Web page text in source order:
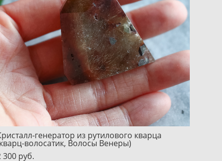
генератор из рутилового кварца
волосатик, Волосы Венеры)
300 pуб.